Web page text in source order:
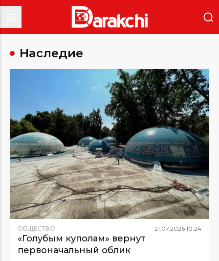
Наследие
ОБЩЕСТВО 21.07.2026 10:24
«Голубым куполам» вернут
первоначальный облик